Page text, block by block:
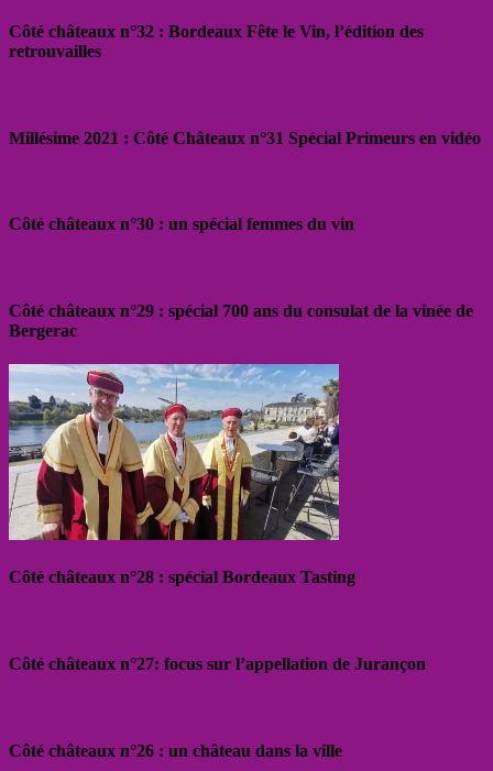
Côté châteaux n°32 : Bordeaux Fête le Vin, l’édition des
retrouvailles
Millésime 2021 : Côté Châteaux n°31 Spécial Primeurs en vidéo
Côté châteaux n°30 : un spécial femmes du vin
Côté châteaux n°29 : spécial 700 ans du consulat de la vinée de
Bergerac
Côté châteaux n°28 : spécial Bordeaux Tasting
Côté châteaux n°27: focus sur l’appellation de Jurançon
Côté châteaux n°26 : un château dans la ville